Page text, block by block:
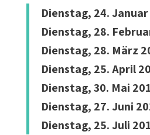
Dienstag, 24. Januar
Dienstag, 28.
Dienstag, 28. März
Dienstag, 25. April
Dienstag, 30. Mai
Dienstag, 27. Juni
Dienstag, 25. Juli